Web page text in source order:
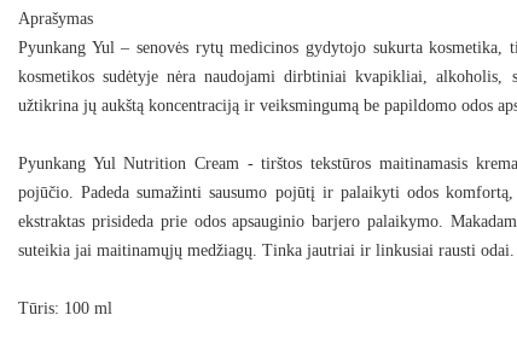
Aprašymas
Pyunkang Yul – senovės rytų medicinos gydytojo sukurta
kosmetikos sudėtyje nėra naudojami dirbtiniai kvapikliai,
užtikrina jų aukštą koncentraciją ir veiksmingumą be papildomo odos
Pyunkang Yul Nutrition Cream - tirštos tekstūros maitinamasis
pojūčio. Padedasumažinti sausumo pojūtįir palaikyti odos komfortą,
ekstraktas prisideda prie odos apsauginio barjero palaikymo.
suteikia jai maitinamųjų medžiagų. Tinka jautriai ir linkusiai rausti
Tūris: 100 ml